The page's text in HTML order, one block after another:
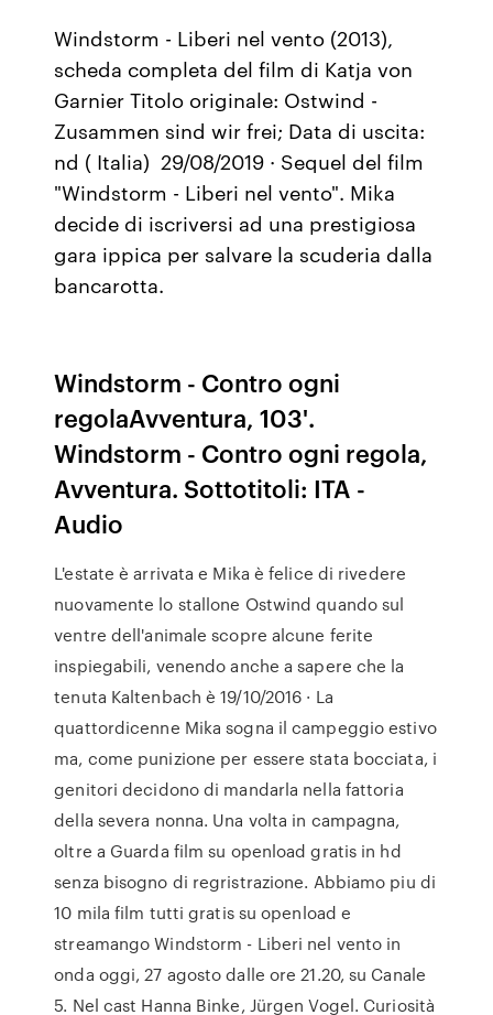
Windstorm - Liberi nel vento (2013),
scheda completa del film di Katja von
Garnier Titolo originale: Ostwind -
Zusammen sind wir frei; Data di uscita:
nd ( Italia) 29/08/2019 · Sequel del film
"Windstorm - Liberi nel vento". Mika
decide di iscriversi ad una prestigiosa
gara ippica per salvare la scuderia dalla
bancarotta.
Windstorm - Contro ogni
regolaAvventura, 103'.
Windstorm - Contro ogni regola,
Avventura. Sottotitoli: ITA -
Audio
L'estate è arrivata e Mika è felice di rivedere
nuovamente lo stallone Ostwind quando sul
ventre dell'animale scopre alcune ferite
inspiegabili, venendo anche a sapere che la
tenuta Kaltenbach è 19/10/2016 · La
quattordicenne Mika sogna il campeggio estivo
ma, come punizione per essere stata bocciata, i
genitori decidono di mandarla nella fattoria
della severa nonna. Una volta in campagna,
oltre a Guarda film su openload gratis in hd
senza bisogno di regristrazione. Abbiamo piu di
10 mila film tutti gratis su openload e
streamango Windstorm - Liberi nel vento in
onda oggi, 27 agosto dalle ore 21.20, su Canale
5. Nel cast Hanna Binke, Jürgen Vogel. Curiosità